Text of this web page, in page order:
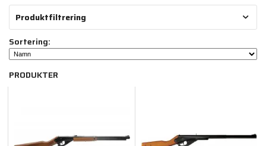
Produktfiltrering
Sortering:
PRODUKTER